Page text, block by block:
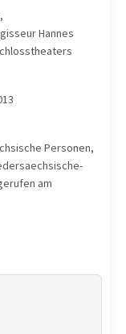
Hannes
Personen,
am